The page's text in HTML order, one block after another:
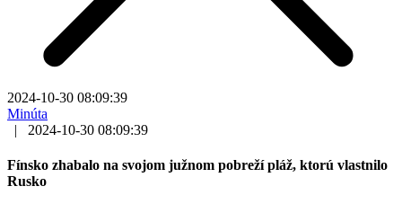
2024-10-30 08:09:39
Minúta
|
2024-10-30 08:09:39
Fínsko zhabalo na svojom južnom pobreží pláž, ktorú vlastnilo
Rusko